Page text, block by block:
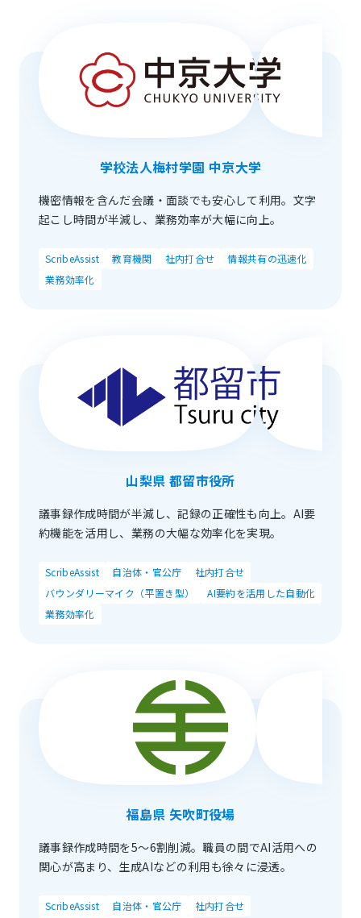
学校法人梅村学園 中京大学
機密情報を含んだ会議・面談でも安心して利用。文字
起こし時間が半減し、業務効率が大幅に向上。
ScribeAssist 教育機関 社内打合せ
情報共有の迅速化
業務効率化
山梨県 都留市役所
議事録作成時間が半減し、記録の正確性も向上。AI要
約機能を活用し、業務の大幅な効率化を実現。
ScribeAssist 自治体・官公庁
社内打合せ
バウンダリーマイク（平置き型）
AI要約を活用した自動化
業務効率化
福島県 矢吹町役場
議事録作成時間を5～6割削減。職員の間でAI活用への
関心が高まり、生成AIなどの利用も徐々に浸透。
ScribeAssist 自治体・官公庁
社内打合せ